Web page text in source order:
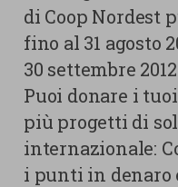
Aziende e Fondazioni
Trasparenza
Lavora con noi
Cookie di terze parti
di Coop Nordest
fino al 31 agosto
30 settembre
Puoi donare i
più progetti di
internazionale:
i punti in denaro